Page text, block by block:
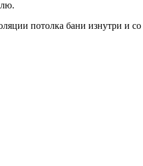
потолка бани изнутри и со